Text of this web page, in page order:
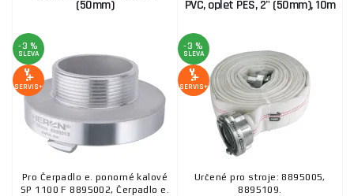
(50mm)
-3 %
SLEVA
SERVIS+
Pro Čerpadlo e. ponorné kalové
SP 1100 F 8895002, Čerpadlo e.
PVC, oplet PES, 2" (50mm), 10m
-3 %
SLEVA
SERVIS+
Určené pro stroje: 8895005,
8895109.